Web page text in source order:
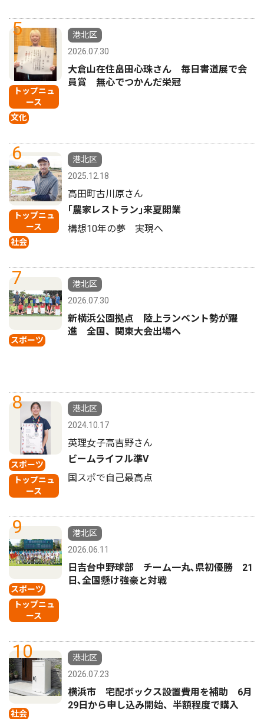
5
トップニュ
ース
文化
港北区
2026.07.30
大倉山在住畠田心珠さん 毎日書道展で会
員賞 無心でつかんだ栄冠
6
トップニュ
ース
社会
港北区
2025.12.18
高田町古川原さん
｢農家レストラン｣来夏開業
構想10年の夢 実現へ
7
スポーツ
港北区
2026.07.30
新横浜公園拠点 陸上ランベント勢が躍
進 全国、関東大会出場へ
8
スポーツ
トップニュ
ース
港北区
2024.10.17
英理女子高吉野さん
ビームライフル準V
国スポで自己最高点
9
スポーツ
トップニュ
ース
港北区
2026.06.11
日吉台中野球部 チーム一丸､県初優勝 21
日､全国懸け強豪と対戦
10
社会
港北区
2026.07.23
横浜市 宅配ボックス設置費用を補助 6月
29日から申し込み開始、半額程度で購入